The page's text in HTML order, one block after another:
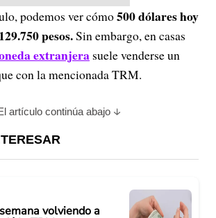
podemos ver cómo500 dólares hoy
pesos.Sin embargo, en casas
extranjera suele venderse un
con la mencionada TRM.
artículo continúa abajo
volviendo a